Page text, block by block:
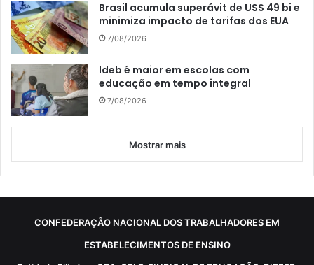
Brasil acumula superávit de US$ 49 bi e
minimiza impacto de tarifas dos EUA
7/08/2026
Ideb é maior em escolas com
educação em tempo integral
7/08/2026
Mostrar mais
CONFEDERAÇÃO NACIONAL DOS TRABALHADORES EM
ESTABELECIMENTOS DE ENSINO